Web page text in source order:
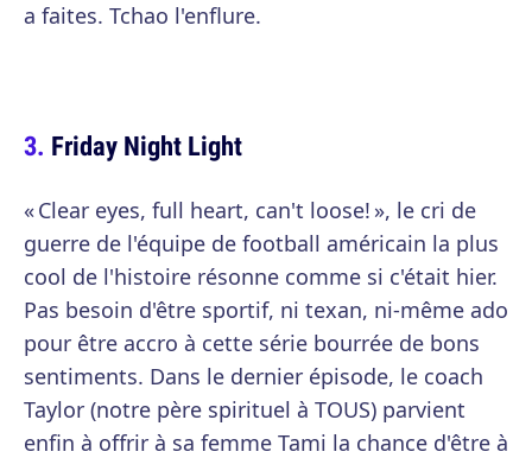
a faites. Tchao l'enflure.
Friday Night Light
« Clear eyes, full heart, can't loose! », le cri de
guerre de l'équipe de football américain la plus
cool de l'histoire résonne comme si c'était hier.
Pas besoin d'être sportif, ni texan, ni-même ado
pour être accro à cette série bourrée de bons
sentiments. Dans le dernier épisode, le coach
Taylor (notre père spirituel à TOUS) parvient
enfin à offrir à sa femme Tami la chance d'être à